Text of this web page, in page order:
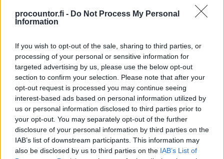
procountor.fi - Do Not Process My Personal
Information
If you wish to opt-out of the sale, sharing to third parties, or
processing of your personal or sensitive information for
targeted advertising by us, please use the below opt-out
section to confirm your selection. Please note that after your
opt-out request is processed you may continue seeing
interest-based ads based on personal information utilized by
us or personal information disclosed to third parties prior to
your opt-out. You may separately opt-out of the further
disclosure of your personal information by third parties on the
IAB’s list of downstream participants. This information may
also be disclosed by us to third parties on the IAB’s List of
Procountorissa.
Sami Sipponen
COMMERCIAL PRODUCT MANAGER